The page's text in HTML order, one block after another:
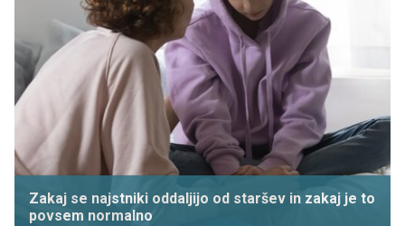
Zakaj se najstniki oddaljijo od staršev in zakaj je to
povsem normalno